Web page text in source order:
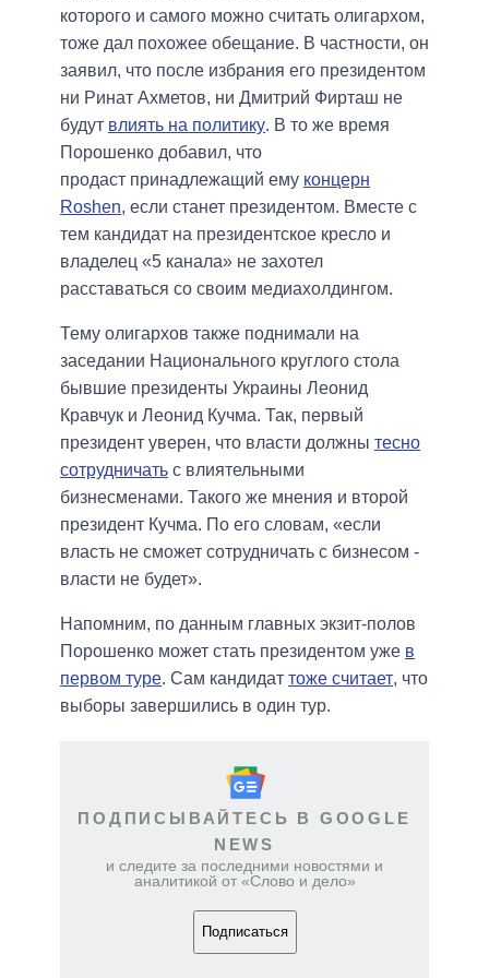
которого и самого можно считать олигархом,
тоже дал похожее обещание. В частности, он
заявил, что после избрания его президентом
ни Ринат Ахметов, ни Дмитрий Фирташ не
будут влиять на политику. В то же время
Порошенко добавил, что
продаст принадлежащий ему концерн
Roshen, если станет президентом. Вместе с
тем кандидат на президентское кресло и
владелец «5 канала» не захотел
расставаться со своим медиахолдингом.
Тему олигархов также поднимали на
заседании Национального круглого стола
бывшие президенты Украины Леонид
Кравчук и Леонид Кучма. Так, первый
президент уверен, что власти должны тесно
сотрудничать с влиятельными
бизнесменами. Такого же мнения и второй
президент Кучма. По его словам, «если
власть не сможет сотрудничать с бизнесом -
власти не будет».
Напомним, по данным главных экзит-полов
Порошенко может стать президентом уже в
первом туре. Сам кандидат тоже считает, что
выборы завершились в один тур.
ПОДПИСЫВАЙТЕСЬ В GOOGLE
NEWS
и следите за последними новостями и
аналитикой от «Слово и дело»
Подписаться